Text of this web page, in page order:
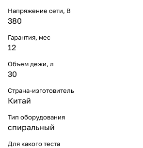
Напряжение сети, В
380
Гарантия, мес
12
Объем дежи, л
30
Страна-изготовитель
Китай
Тип оборудования
спиральный
Для какого теста